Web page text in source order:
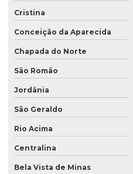
Cristina
Conceição da Aparecida
Chapada do Norte
São Romão
Jordânia
São Geraldo
Rio Acima
Centralina
Bela Vista de Minas